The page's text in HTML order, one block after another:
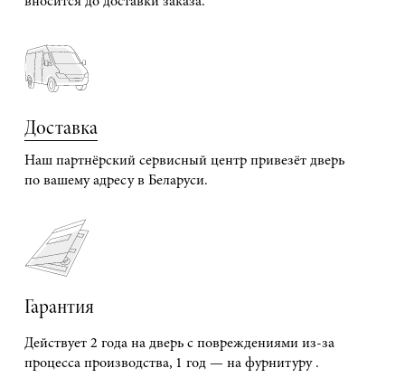
Доставка
Наш партнёрский сервисный центр привезёт дверь
по вашему адресу в Беларуси.
Гарантия
Действует 2 года на дверь с повреждениями из-за
процесса производства, 1 год — на фурнитуру .